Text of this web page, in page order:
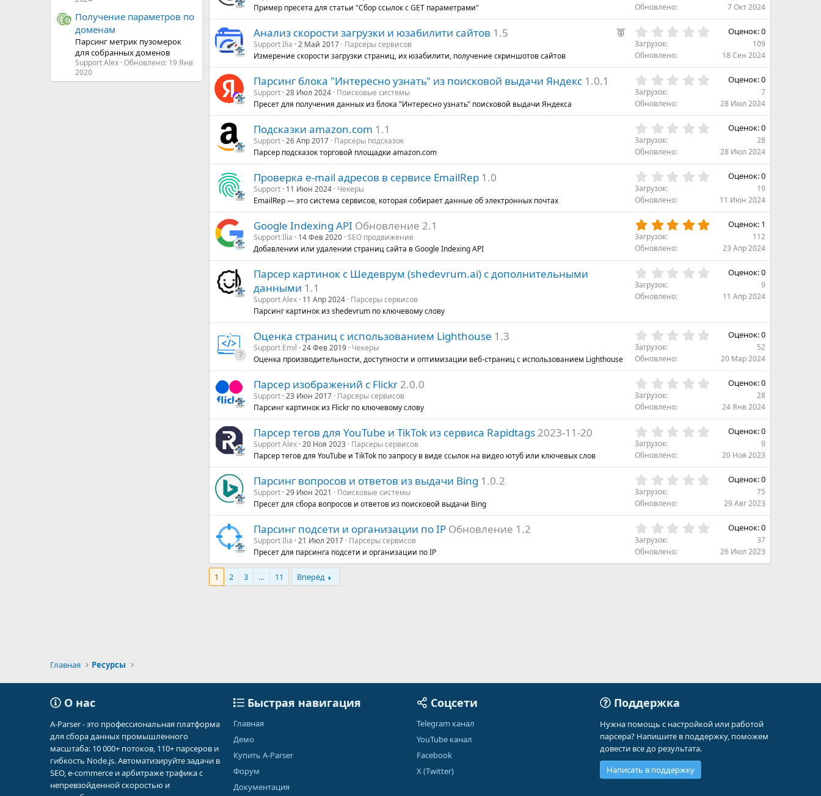
Получение параметров по
доменам
Парсинг метрик пузомерок
для собранных доменов
Support Alex Обновлено: 19 Янв
2020
д
Пример пресета для статьи "Сбор ссылок с GET параметрами"
0
д
Обновлено
7 Окт 2024
Р
о
Анализ скорости загрузки и юзабилити сайтов 1.5
Support Ilia 2 Май 2017 Парсеры сервисов
Измерение скорости загрузки страниц, их юзабилити, получение скриншотов сайтов
0
д
Оценок: 0
Загрузок
109
Обновлено
18 Сен 2024
Парсинг блока "Интересно узнать" из поисковой выдачи Яндекс 1.0.1
Support 28 Июл 2024 Поисковые системы
Пресет для получения данных из блока "Интересно узнать" поисковой выдачи Яндекса
0
д
Оценок: 0
Загрузок
7
Обновлено
28 Июл 2024
Подсказки amazon.com 1.1
Support 26 Апр 2017 Парсеры подсказок
Парсер подсказок торговой площадки amazon.com
0
д
Оценок: 0
Загрузок
28
Обновлено
28 Июл 2024
Проверка e-mail адресов в сервисе EmailRep 1.0
Support 11 Июн 2024 Чекеры
EmailRep — это система сервисов, которая собирает данные об электронных почтах
0
д
Оценок: 0
Загрузок
19
Обновлено
11 Июн 2024
Google Indexing API Обновление 2.1
Support Ilia 14 Фев 2020 SEO продвижение
Добавлении или удалении страниц сайта в Google Indexing API
0
Оценок: 1
Загрузок
112
Обновлено
23 Апр 2024
Парсер картинок с Шедеврум (shedevrum.ai) с дополнительными
данными 1.1
Support Alex 11 Апр 2024 Парсеры сервисов
Парсинг картинок из shedevrum по ключевому слову
в
Оценок: 0
Загрузок
9
Обновлено
11 Апр 2024
Оценка страниц с использованием Lighthouse 1.3
Support Emil 24 Фев 2019 Чекеры
Оценка производительности, доступности и оптимизации веб-страниц с использованием Lighthouse
0
д
Оценок: 0
Загрузок
52
Обновлено
20 Мар 2024
Парсер изображений с Flickr 2.0.0
Support 23 Июн 2017 Парсеры сервисов
Парсинг картинок из Flickr по ключевому слову
0
д
Оценок: 0
Загрузок
28
Обновлено
24 Янв 2024
Парсер тегов для YouTube и TikTok из сервиса Rapidtags 2023-11-20
Support Alex 20 Ноя 2023 Парсеры сервисов
Парсер тегов для YouTube и TikTok по запросу в виде ссылок на видео ютуб или ключевых слов
0
д
Оценок: 0
Загрузок
9
Обновлено
20 Ноя 2023
Парсинг вопросов и ответов из выдачи Bing 1.0.2
Support 29 Июн 2021
Поисковые системы
Пресет для сбора вопросов и ответов из поисковой выдачи Bing
0
д
Оценок: 0
Загрузок
75
Обновлено
29 Авг 2023
Парсинг подсети и организации по IP Обновление 1.2
Support Ilia 21 Июл 2017 Парсеры сервисов
Пресет для парсинга подсети и организации по IP
0
Оценок: 0
Загрузок
37
Обновлено
26 Июл 2023
1 2 3 … 11 Вперёд
Главная Ресурсы
О нас
A-Parser - это профессиональная платформа
для сбора данных промышленного
масштаба: 10 000+ потоков, 110+ парсеров и
гибкость Node.js. Автоматизируйте задачи в
SEO, e-commerce и арбитраже трафика с
непревзойденной скоростью и
Быстрая навигация
Главная
Демо
Купить A-Parser
Форум
Документация
Соцсети
Telegram канал
YouTube канал
Facebook
X (Twitter)
Поддержка
Нужна помощь с настройкой или работой
парсера? Напишите в поддержку, поможем
довести все до результата.
Написать в поддержку